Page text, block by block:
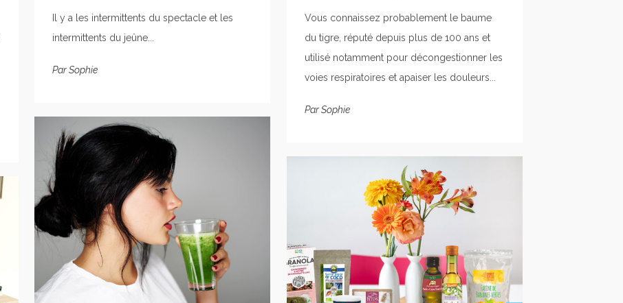
Il y a les intermittents du spectacle et les
intermittents du jeûne...
ParSophie
Vous connaissez probablement le baume
du tigre, réputé depuis plus de 100 ans et
utilisé notamment pour décongestionner les
voies respiratoires et apaiser les douleurs...
ParSophie